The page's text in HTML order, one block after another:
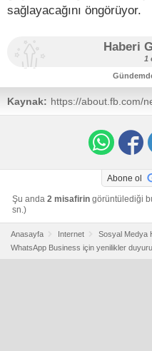
sağlayacağını öngörüyor.
Haberi
1
Kaynak: https://about.fb.com/
campaigns-ai-
Abone ol
Şu anda 2 misafirin görüntülediği
sn.)
Anasayfa Internet
Sosyal Medya
WhatsApp Business için yenilikler